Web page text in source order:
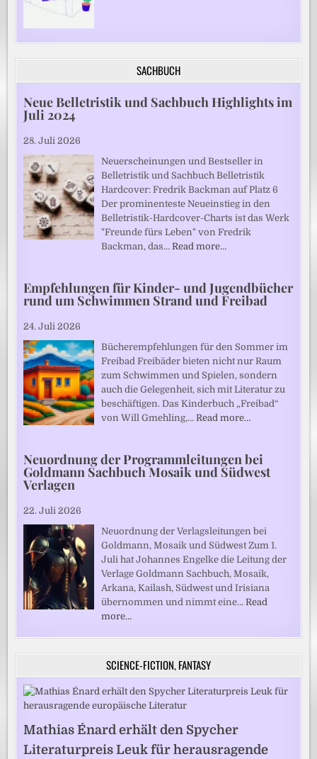
SACHBUCH
Neue Belletristik und Sachbuch Highlights im
Juli 2024
28. Juli 2026
Neuerscheinungen und Bestseller in
Belletristik und Sachbuch Belletristik
Hardcover: Fredrik Backman auf Platz 6
Der prominenteste Neueinstieg in den
Belletristik-Hardcover-Charts ist das Werk
"Freunde fürs Leben" von Fredrik
Backman, das…Read more…
Empfehlungen für Kinder- und Jugendbücher
rund um Schwimmen Strand und Freibad
24. Juli 2026
Bücherempfehlungen für den Sommer im
Freibad Freibäder bieten nicht nur Raum
zum Schwimmen und Spielen, sondern
auch die Gelegenheit, sich mit Literatur zu
beschäftigen. Das Kinderbuch „Freibad“
von Will Gmehling,…Read more…
Neuordnung der Programmleitungen bei
Goldmann Sachbuch Mosaik und Südwest
Verlagen
22. Juli 2026
Neuordnung der Verlagsleitungen bei
Goldmann, Mosaik und Südwest Zum 1.
Juli hat Johannes Engelke die Leitung der
Verlage Goldmann Sachbuch, Mosaik,
Arkana, Kailash, Südwest und Irisiana
übernommen und nimmt eine…Read
more…
SCIENCE-FICTION, FANTASY
Mathias Énard erhält den Spycher
Literaturpreis Leuk für herausragende